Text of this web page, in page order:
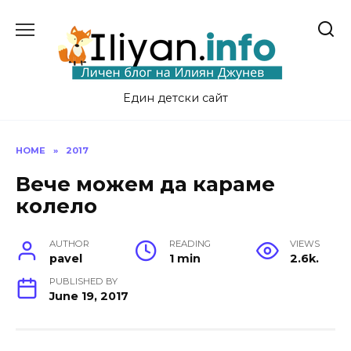
Един детски сайт
HOME » 2017
Вече можем да караме
колело
AUTHOR
pavel
READING
1 min
VIEWS
2.6k.
PUBLISHED BY
June 19, 2017